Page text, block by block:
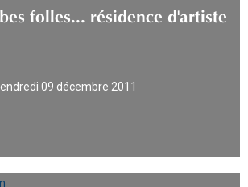
folles... résidence d'artiste
09 décembre 2011